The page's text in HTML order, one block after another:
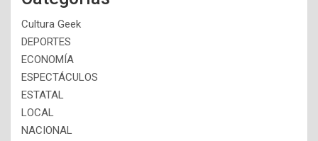
Cultura Geek
DEPORTES
ECONOMÍA
ESPECTÁCULOS
ESTATAL
LOCAL
NACIONAL